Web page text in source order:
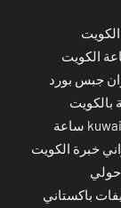
جبس بورد
بالكويت
خبرة الكويت
حولي
باكستاني